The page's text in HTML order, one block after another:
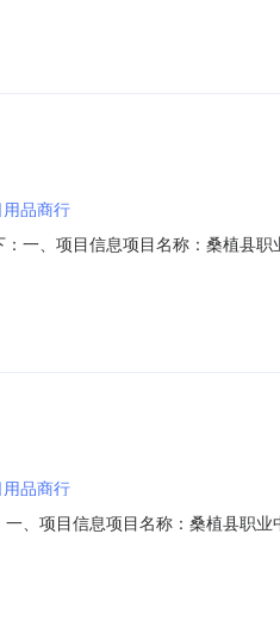
织机构代码：446851571采购单位
品商行
一、项目信息项目名称：桑植县职
构代码：446851571采购单位预算
品商行
、项目信息项目名称：桑植县职业
码：446851571采购单位预算编码